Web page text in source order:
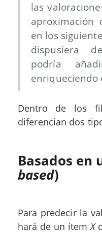
las
en los
dispusiera
podría
enriqueciendo
Dentro de los
diferencian dos
Basados en
based)
Para predecir la
hará de un ítem X